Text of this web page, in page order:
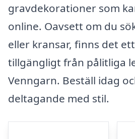
gravdekorationer som
online. Oavsett om du
eller kransar, finns det
tillgängligt från pålitliga
Venngarn. Beställ idag
deltagande med stil.